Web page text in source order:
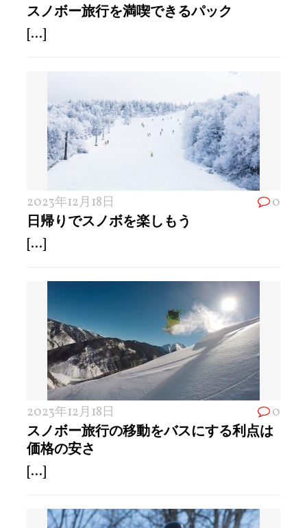
スノボー旅行を満喫できるパック
[...]
2023年12月18日 0
日帰りでスノボを楽しもう
[...]
2023年12月18日 0
スノボー旅行の移動をバスにする利点は
価格の安さ
[...]